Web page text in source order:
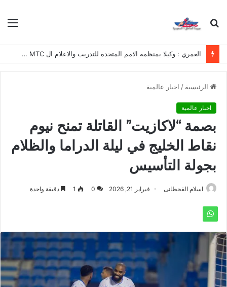
بحث
العمري : وكيلا بمنظمة الامم المتحدة للتدريب والاعلام ال UN MTC بالمملكة ودول الخليج العربي
الرئيسية / اخبار عالمية
اخبار عالمية
بصمة “لاكازيت” القاتلة تمنح نيوم
نقاط الخليج في ليلة الدراما والظلام
بجولة التأسيس
اسلام القحطانى فبراير 21, 2026 0
1 دقيقة واحدة